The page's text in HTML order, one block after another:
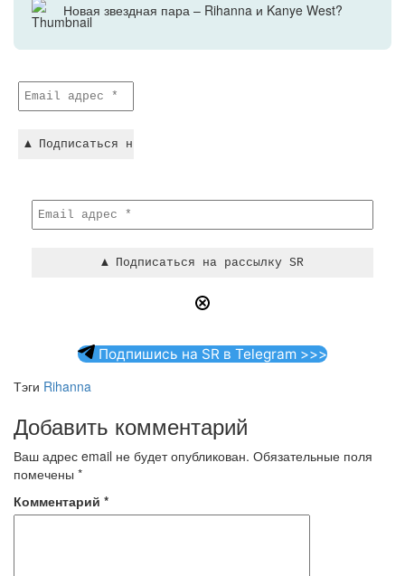
Новая звездная пара – Rihanna и Kanye West?
Подпишись на SR в Telegram >>>
Тэги Rihanna
Добавить комментарий
Ваш адрес email не будет опубликован. Обязательные поля
помечены *
Комментарий *